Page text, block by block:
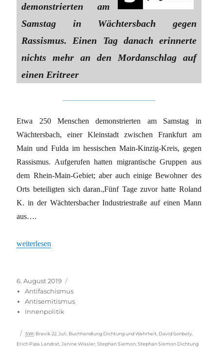
demonstrierten am
Samstag in Wächtersbach gegen
Rassismus. Einen Tag danach erinnerte
nichts mehr an den Mordanschlag auf
einen Eritreer
Etwa 250 Menschen demonstrierten am Samstag in
Wächtersbach, einer Kleinstadt zwischen Frankfurt am
Main und Fulda im hessischen Main-Kinzig-Kreis, gegen
Rassismus. Aufgerufen hatten migrantische Gruppen aus
dem Rhein-Main-Gebiet; aber auch einige Bewohner des
Orts beteiligten sich daran.,Fünf Tage zuvor hatte Roland
K. in der Wächtersbacher Industriestraße auf einen Mann
aus….
„Wenn niemand die Rassisten stoppt“
weiterlesen
Veröffentlicht
am
6. August 2019
Antifaschismus
Antisemitismus
Innenpolitik
Schlagwörter
SW: Brevik 22. Juli Buchhandlung Dichtung und Wahrheit David Sonboly
Erich Pipa Landrat ,Janine Wissler ,Stephan Siemon ,Stephan Siemon Dichtung